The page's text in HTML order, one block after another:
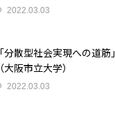
2022.03.03
「分散型社会実現への道
（大阪市立大学）
2022.03.03